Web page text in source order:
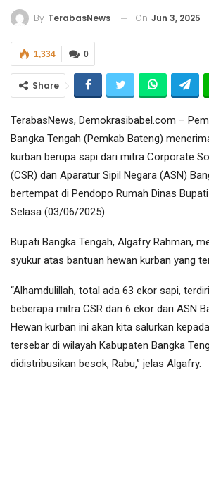
By TerabasNews On Jun 3, 2025
0
1,334
Share
TerabasNews, Demokrasibabel.com –
Bangka Tengah (Pemkab Bateng)
kurban berupa sapi dari mitra Corporate
(CSR) dan Aparatur Sipil Negara (ASN)
bertempat di Pendopo Rumah Dinas
Selasa (03/06/2025).
Bupati Bangka Tengah, Algafry Rahman,
syukur atas bantuan hewan kurban yang
“Alhamdulillah, total ada 63 ekor sapi,
beberapa mitra CSR dan 6 ekor dari ASN
Hewan kurban ini akan kita salurkan
tersebar di wilayah Kabupaten Bangka
didistribusikan besok, Rabu,” jelas Algafry.